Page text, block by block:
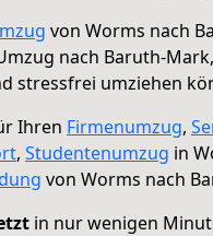
von Worms nach
nach Baruth-Mark,
stressfrei umziehen
Ihren Firmenumzug,
, Studentenumzug in
von Worms nach
in nur wenigen